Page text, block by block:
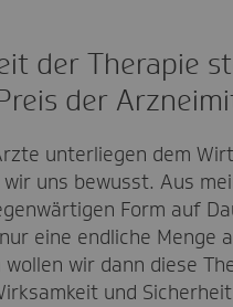
der Therapie
der
unterliegen dem
uns bewusst. Aus
Form auf
eine endliche Menge
wir dann diese
und